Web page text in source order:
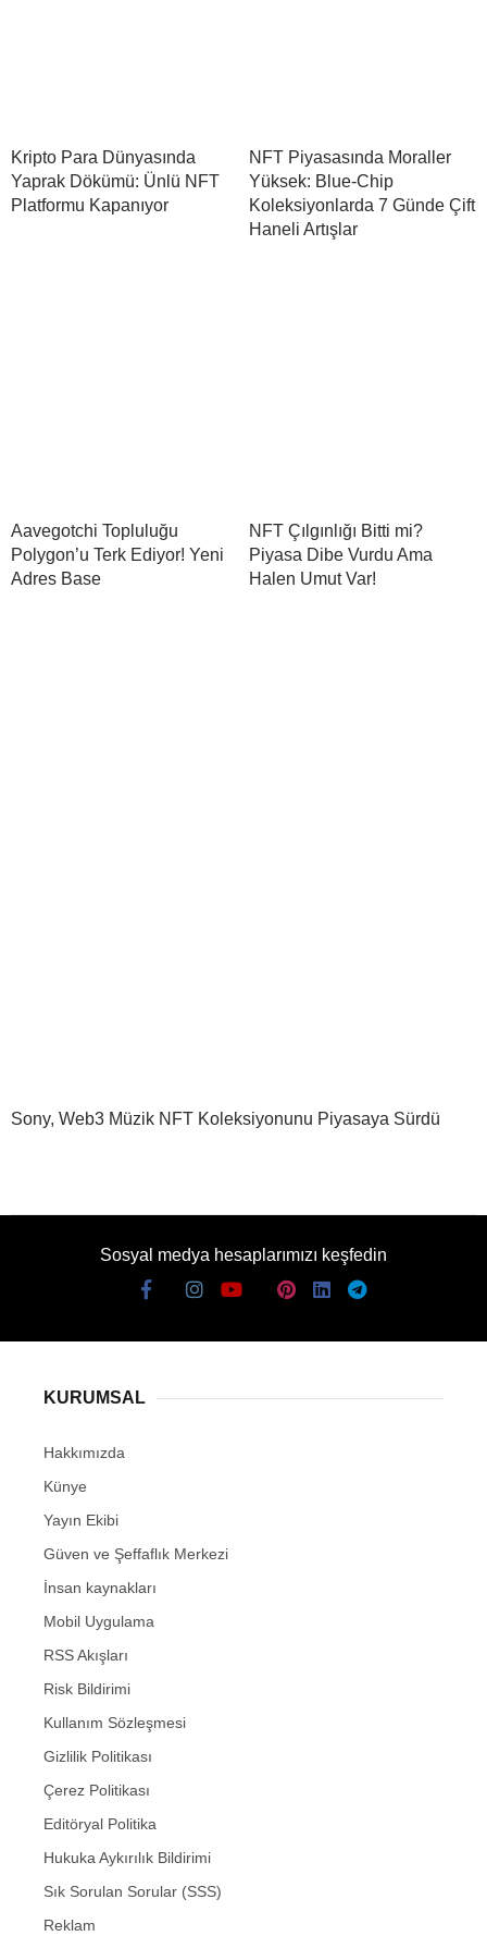
Kripto Para Dünyasında
Yaprak Dökümü: Ünlü NFT
Platformu Kapanıyor
NFT Piyasasında Moraller
Yüksek: Blue-Chip
Koleksiyonlarda 7 Günde Çift
Haneli Artışlar
Aavegotchi Topluluğu
Polygon’u Terk Ediyor! Yeni
Adres Base
NFT Çılgınlığı Bitti mi?
Piyasa Dibe Vurdu Ama
Halen Umut Var!
Sony, Web3 Müzik NFT Koleksiyonunu Piyasaya Sürdü
Sosyal medya hesaplarımızı keşfedin
KURUMSAL
Hakkımızda
Künye
Yayın Ekibi
Güven ve Şeffaflık Merkezi
İnsan kaynakları
Mobil Uygulama
RSS Akışları
Risk Bildirimi
Kullanım Sözleşmesi
Gizlilik Politikası
Çerez Politikası
Editöryal Politika
Hukuka Aykırılık Bildirimi
Sık Sorulan Sorular (SSS)
Reklam